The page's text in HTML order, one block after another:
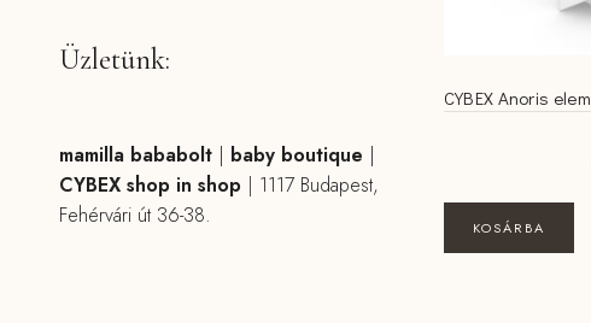
CYBEX Anoris
KOSÁRBA
Üzletünk:
mamilla bababolt| baby boutique |
CYBEX shop in shop | 1117 Budapest,
Fehérvári út 36-38.